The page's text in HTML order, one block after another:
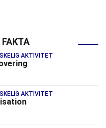
FAKTA
AKTIVITET
AKTIVITET